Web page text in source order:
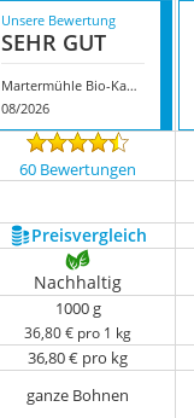
Unsere Bewertung
SEHR GUT
Martermühle Bio-Kaffeebohnen
08/2026
60 Bewertungen
Preis­vergleich
Nachhaltig
1000 g
36,80 € pro 1 kg
36,80 € pro kg
ganze Bohnen